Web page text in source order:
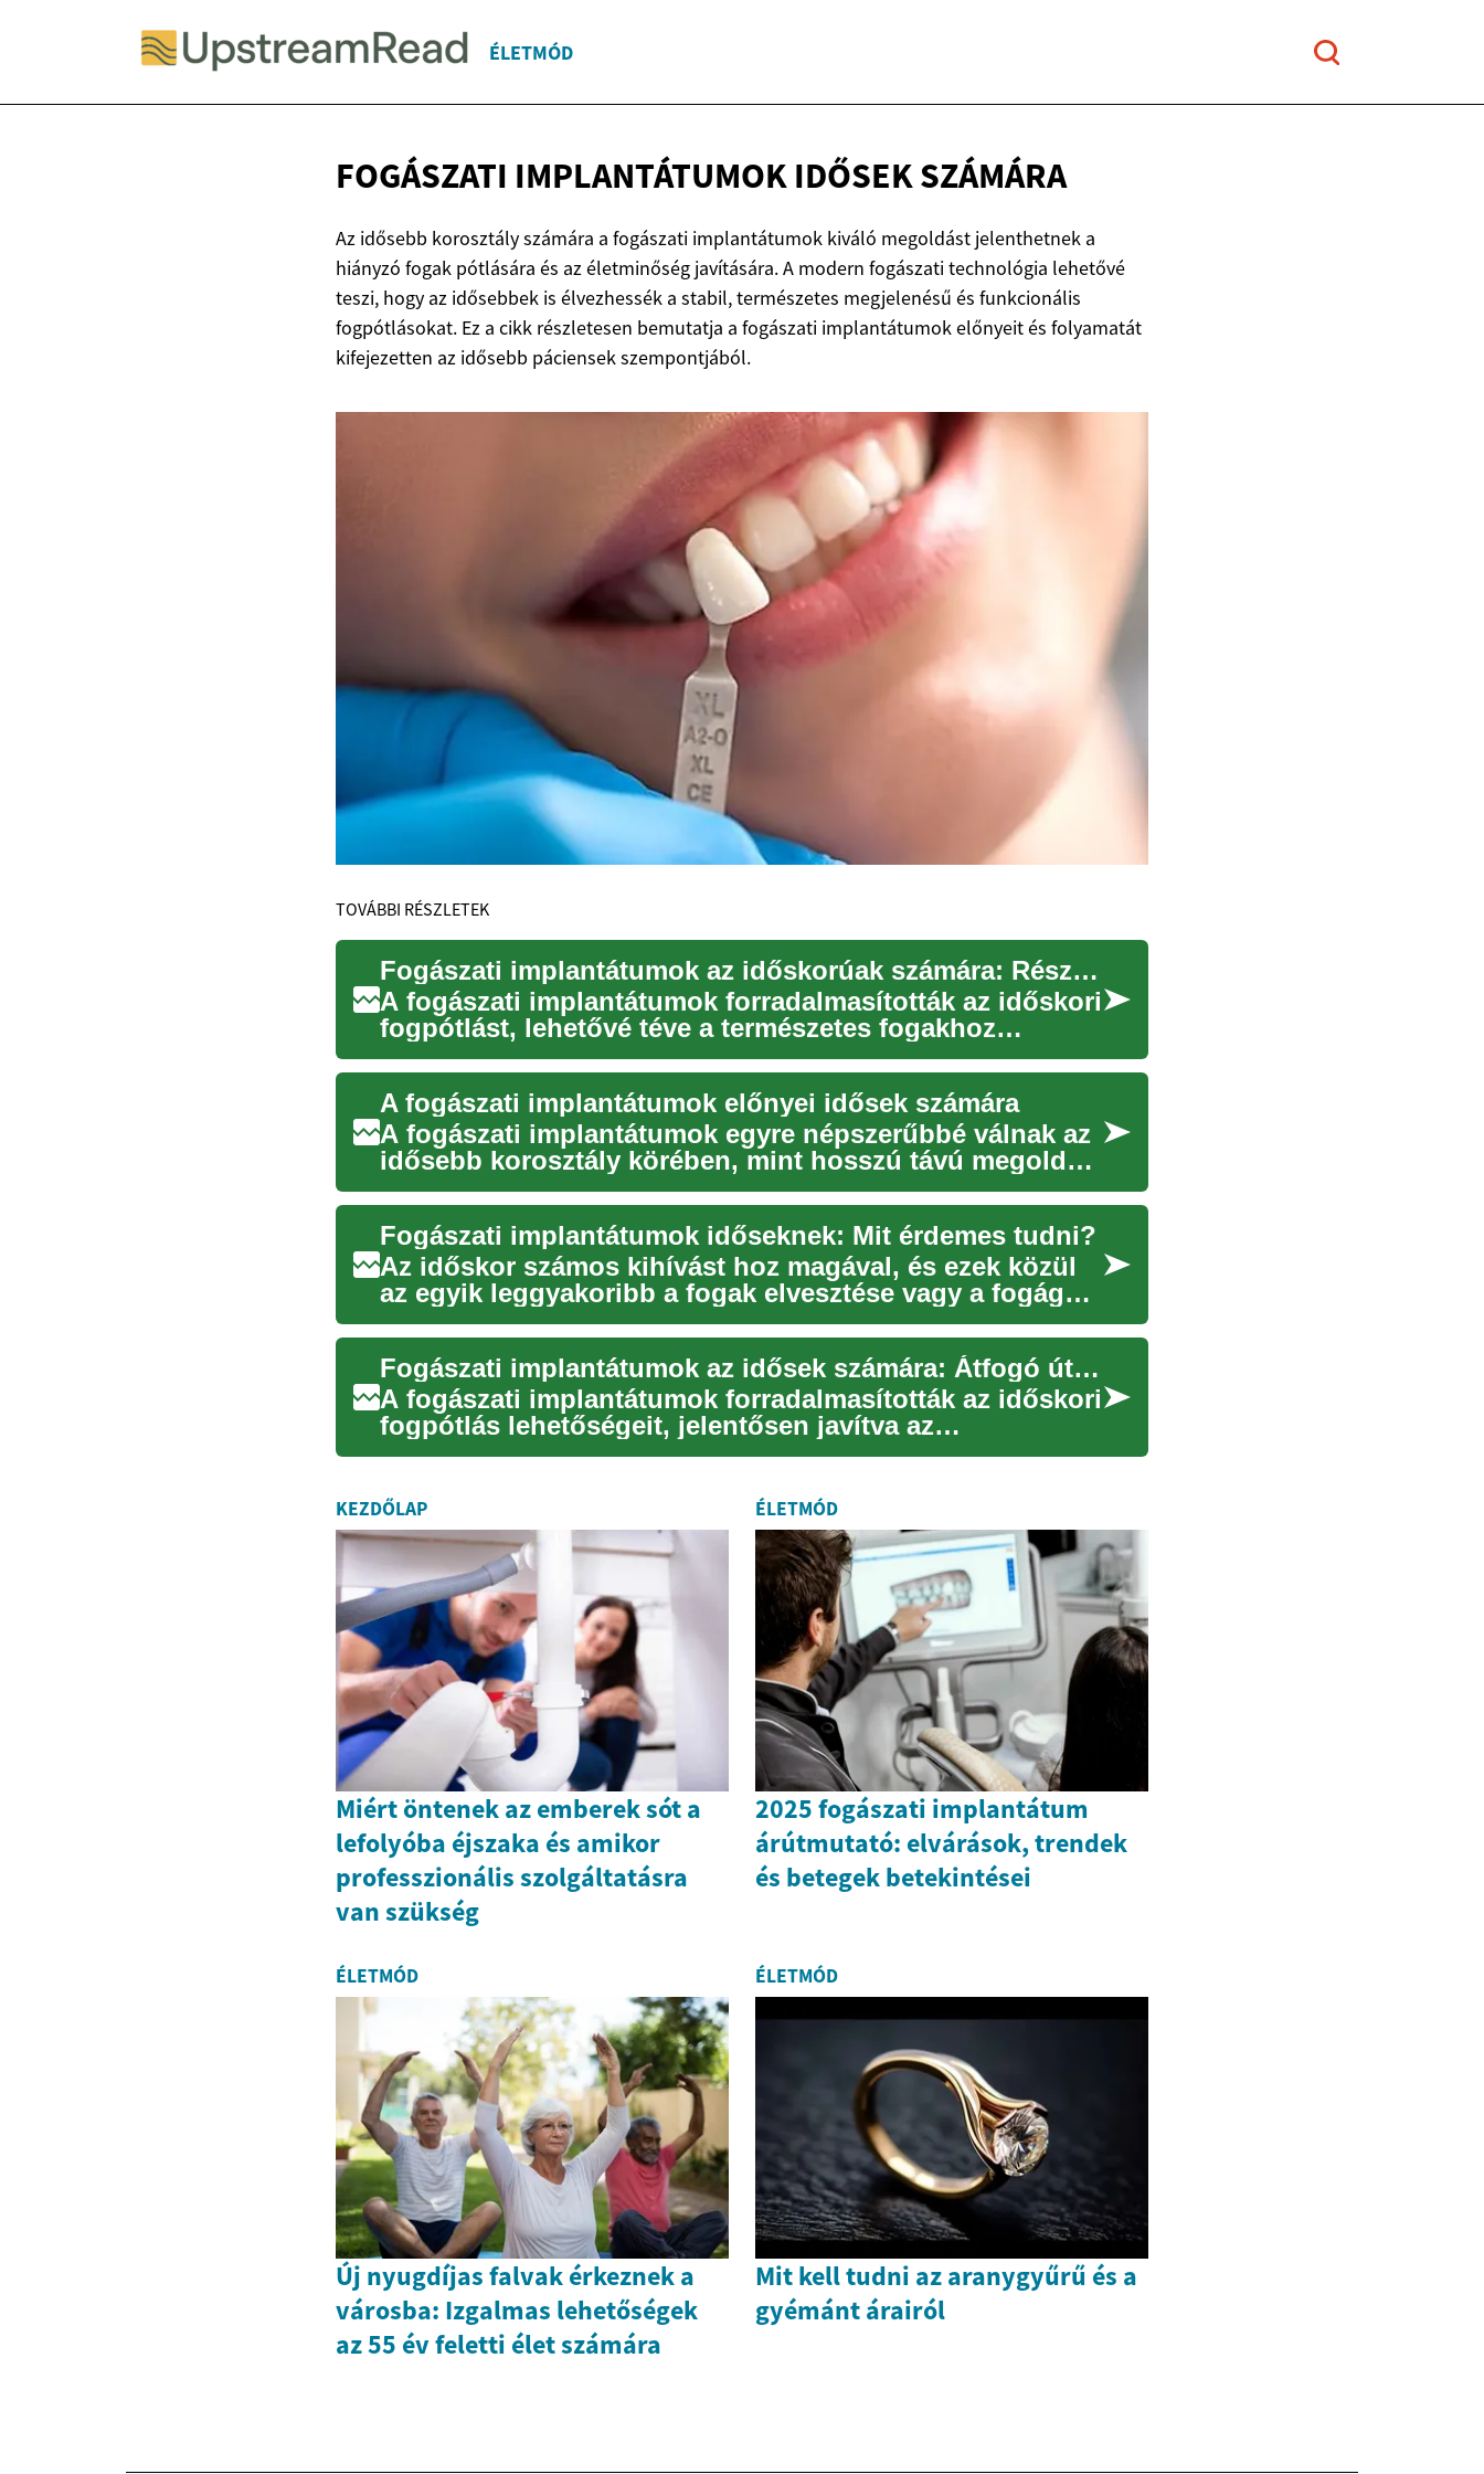
ÉLETMÓD
FOGÁSZATI IMPLANTÁTUMOK IDŐSEK SZÁMÁRA
Az idősebb korosztály számára a fogászati implantátumok kiváló megoldást jelenthetnek a
hiányzó fogak pótlására és az életminőség javítására. A modern fogászati technológia lehetővé
teszi, hogy az idősebbek is élvezhessék a stabil, természetes megjelenésű és funkcionális
fogpótlásokat. Ez a cikk részletesen bemutatja a fogászati implantátumok előnyeit és folyamatát
kifejezetten az idősebb páciensek szempontjából.
TOVÁBBI RÉSZLETEK
Fogászati implantátumok az időskorúak számára: Részletes útmutató
A fogászati implantátumok forradalmasították az időskori
fogpótlást, lehetővé téve a természetes fogakhoz
hasonló fun...
A fogászati implantátumok előnyei idősek számára
A fogászati implantátumok egyre népszerűbbé válnak az
idősebb korosztály körében, mint hosszú távú megoldás
a hiányzó...
Fogászati implantátumok időseknek: Mit érdemes tudni?
Az időskor számos kihívást hoz magával, és ezek közül
az egyik leggyakoribb a fogak elvesztése vagy a fogágy
betegség...
Fogászati implantátumok az idősek számára: Átfogó útmutató
A fogászati implantátumok forradalmasították az időskori
fogpótlás lehetőségeit, jelentősen javítva az
életminőséget ...
KEZDŐLAP
Miért öntenek az emberek sót a
lefolyóba éjszaka és amikor
professzionális szolgáltatásra
van szükség
ÉLETMÓD
2025 fogászati implantátum
árútmutató: elvárások, trendek
és betegek betekintései
ÉLETMÓD
Új nyugdíjas falvak érkeznek a
városba: Izgalmas lehetőségek
az 55 év feletti élet számára
ÉLETMÓD
Mit kell tudni az aranygyűrű és a
gyémánt árairól